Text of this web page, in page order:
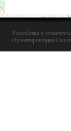
Разработка и
Ориентировщики